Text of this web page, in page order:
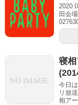
田会
寝
今日
リ放
相ア